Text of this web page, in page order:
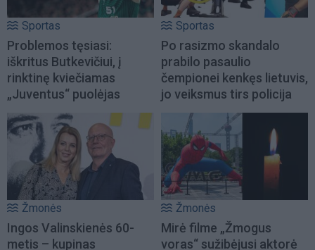
Sportas
Problemos tęsiasi:
iškritus Butkevičiui, į
rinktinę kviečiamas
„Juventus“ puolėjas
Sportas
Po rasizmo skandalo
prabilo pasaulio
čempionei kenkęs lietuvis,
jo veiksmus tirs policija
Žmonės
Ingos Valinskienės 60-
metis – kupinas
Žmonės
Mirė filme „Žmogus
voras“ sužibėjusi aktorė